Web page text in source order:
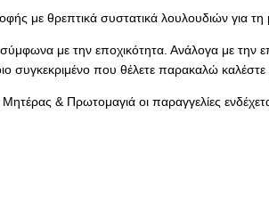
με θρεπτικά συστατικά λουλουδιών για τη
με την εποχικότητα. Ανάλογα με
συγκεκριμένο που θέλετε παρακαλώ
& Πρωτομαγιά οι παραγγελίες